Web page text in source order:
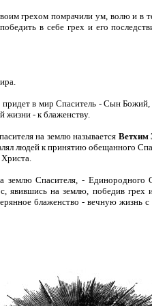
грехом помрачили ум, волю и в
в себе грех и его
в мир Спаситель - Сын
жизни - к блаженству.
на землю называется Ветхим
людей к принятию обещанного
землю Спасителя, -
явившись на землю, победив
блаженство - вечную жизнь